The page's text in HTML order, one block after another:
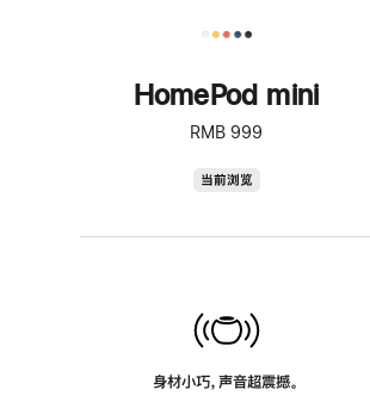
HomePod mini
RMB 999
当前浏览
身材小巧，声音超震撼。